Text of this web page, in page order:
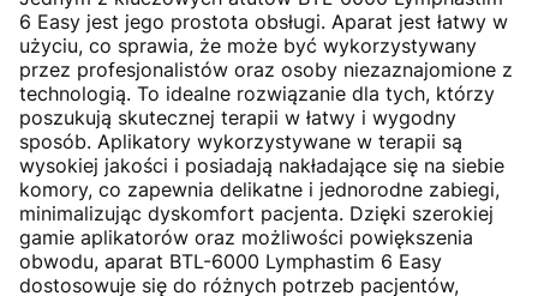
6 Easy jest jego prostota obsługi. Aparat jest łatwy w
użyciu, co sprawia, że może być wykorzystywany
przez profesjonalistów oraz osoby niezaznajomione z
technologią. To idealne rozwiązanie dla tych, którzy
poszukują skutecznej terapii w łatwy i wygodny
sposób. Aplikatory wykorzystywane w terapii są
wysokiej jakości i posiadają nakładające się na siebie
komory, co zapewnia delikatne i jednorodne zabiegi,
minimalizując dyskomfort pacjenta. Dzięki szerokiej
gamie aplikatorów oraz możliwości powiększenia
obwodu, aparat BTL-6000 Lymphastim 6 Easy
dostosowuje się do różnych potrzeb pacjentów,